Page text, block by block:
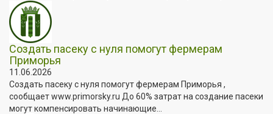
Создать пасеку с нуля помогут фермерам
Приморья
11.06.2026
Создать пасеку с нуля помогут фермерам Приморья ,
сообщает www.primorsky.ru До 60% затрат на создание пасеки
могут компенсировать начинающие...